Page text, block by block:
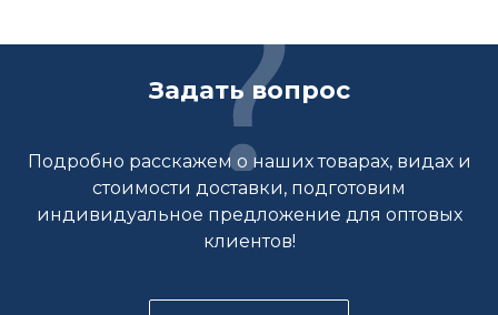
Задать вопрос
Подробно расскажем о наших товарах, видах и
стоимости доставки, подготовим
индивидуальное предложение для оптовых
клиентов!